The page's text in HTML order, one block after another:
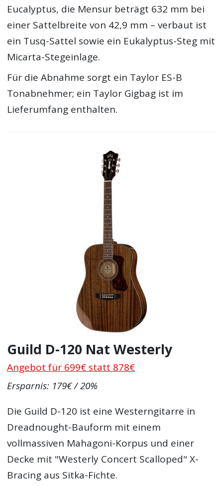
Eucalyptus, die Mensur beträgt 632 mm bei
einer Sattelbreite von 42,9 mm – verbaut ist
ein Tusq-Sattel sowie ein Eukalyptus-Steg mit
Micarta-Stegeinlage.
Für die Abnahme sorgt ein Taylor ES-B
Tonabnehmer; ein Taylor Gigbag ist im
Lieferumfang enthalten.
Guild D-120 Nat Westerly
Angebot für 699€ statt 878€
Ersparnis: 179€ / 20%
Die Guild D-120 ist eine Westerngitarre in
Dreadnought-Bauform mit einem
vollmassiven Mahagoni-Korpus und einer
Decke mit "Westerly Concert Scalloped" X-
Bracing aus Sitka-Fichte.